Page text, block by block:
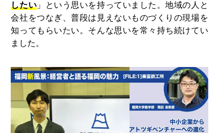
したい 」という思いを持っていました。地域の人と
会社をつなぎ、普段は見えないものづくりの現場を
知ってもらいたい。そんな思いを常々持ち続けてい
ました。